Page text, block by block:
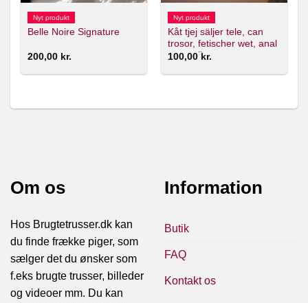
Nyt produkt
Belle Noire Signature
200,00 kr.
Nyt produkt
Kåt tjej säljer tele, can
trosor, fetischer wet, anal
mm online
100,00 kr.
Om os
Hos Brugtetrusser.dk kan
du finde frække piger, som
sælger det du ønsker som
f.eks brugte trusser, billeder
og videoer mm. Du kan
Information
Butik
FAQ
Kontakt os